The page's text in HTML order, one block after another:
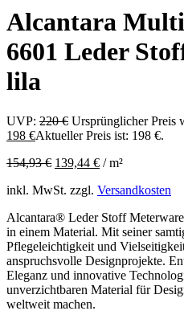
Alcantara
6601 Leder
lila
UVP: 220€ Ursprünglicher Preis
198 €Aktueller Preis ist: 198 €.
154,93€ 139,44 € /m²
inkl. MwSt. zzgl. Versandkosten
Alcantara® Leder Stoff
in einem Material. Mit seiner
Pflegeleichtigkeit und
anspruchsvolle Designprojekte.
Eleganz und innovative
unverzichtbaren Material für
weltweit machen.